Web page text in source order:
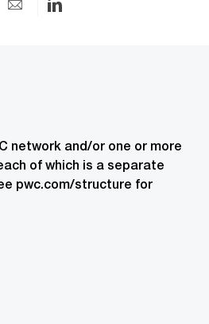
ShareShare
network and/or one or more
of which is a separate
pwc.com/structure for